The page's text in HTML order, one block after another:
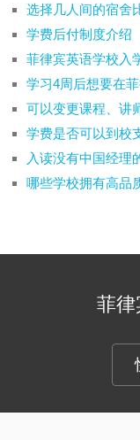
选择几人间的宿舍
学费后付制度介绍
菲律宾英语学校入
学习4周后想要在
可以变更课程、讲
学费是否可以到校
入读没有中国经理
哪些学校拥有高品
菲律